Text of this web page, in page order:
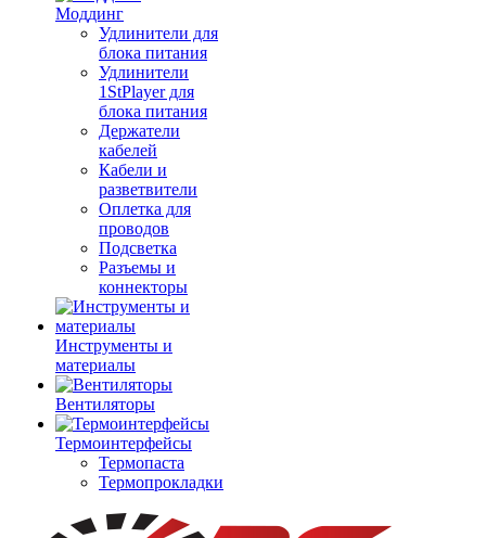
Моддинг
Удлинители для
блока питания
Удлинители
1StPlayer для
блока питания
Держатели
кабелей
Кабели и
разветвители
Оплетка для
проводов
Подсветка
Разъемы и
коннекторы
Инструменты и
материалы
Вентиляторы
Термоинтерфейсы
Термопаста
Термопрокладки